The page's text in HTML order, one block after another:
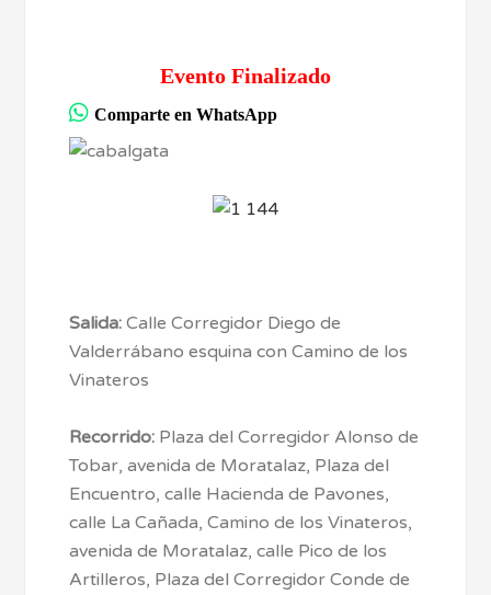
Evento Finalizado
Comparte en WhatsApp
Salida: Calle Corregidor Diego de
Valderrábano esquina con Camino de los
Vinateros
Recorrido: Plaza del Corregidor Alonso de
Tobar, avenida de Moratalaz, Plaza del
Encuentro, calle Hacienda de Pavones,
calle La Cañada, Camino de los Vinateros,
avenida de Moratalaz, calle Pico de los
Artilleros, Plaza del Corregidor Conde de